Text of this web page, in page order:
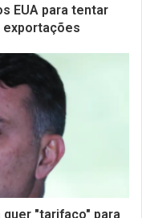
EUA para tentar
exportações
"tarifaço" para